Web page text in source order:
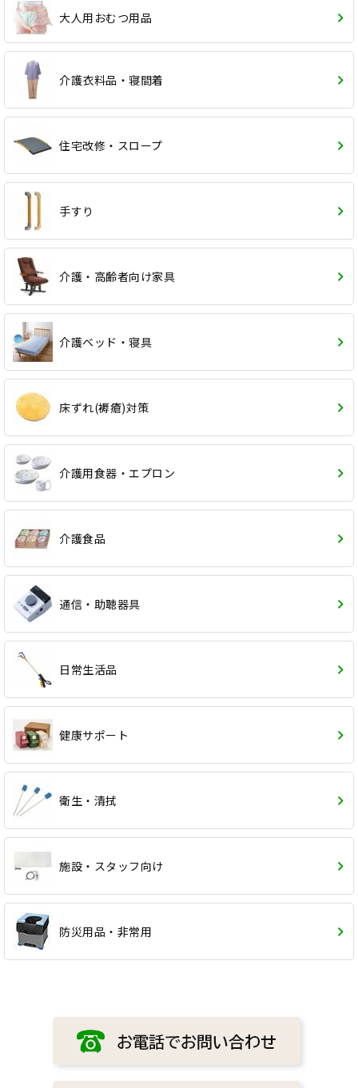
大人用おむつ用品
介護衣料品・寝間着
住宅改修・スロープ
手すり
介護・高齢者向け家具
介護ベッド・寝具
床ずれ(褥瘡)対策
介護用食器・エプロン
介護食品
通信・助聴器具
日常生活品
健康サポート
衛生・清拭
施設・スタッフ向け
防災用品・非常用